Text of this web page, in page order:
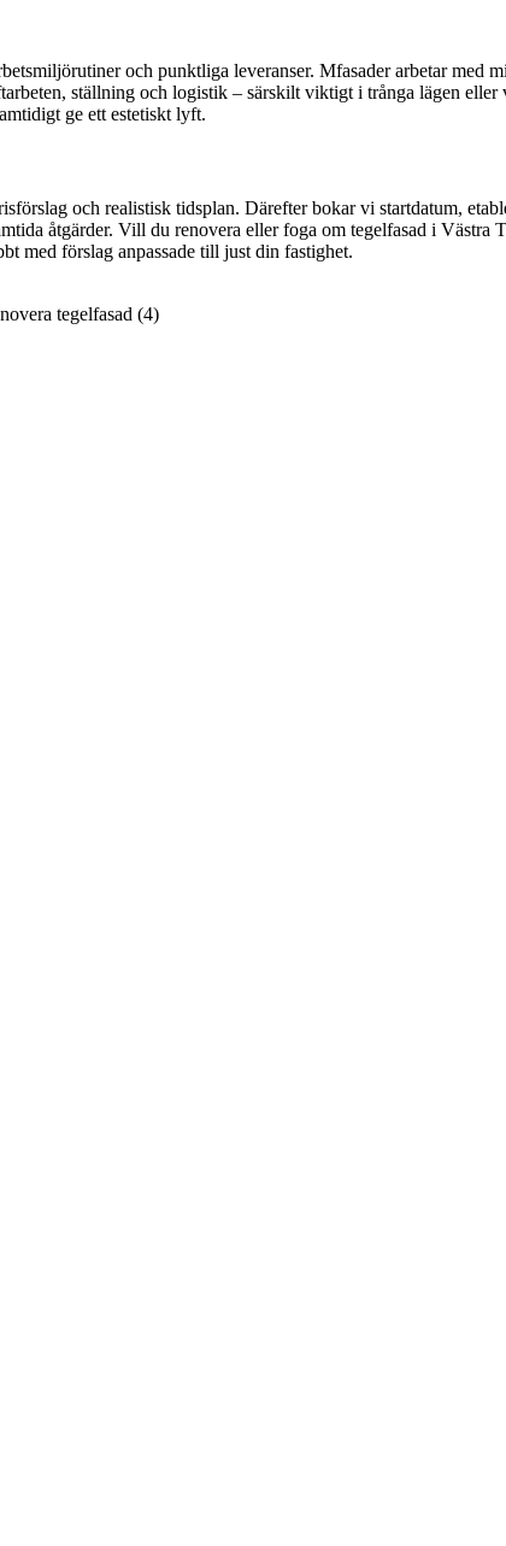
och punktliga leveranser. Mfasader arbetar med
ställning och logistik – särskilt viktigt i trånga lägen eller
ge ett estetiskt lyft.
och realistisk tidsplan. Därefter bokar vi startdatum,
åtgärder. Vill du renovera eller foga om tegelfasad i Västra
med förslag anpassade till just din fastighet.